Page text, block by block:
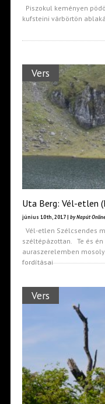
Piszokul keményen
kufsteini várbörtön
Vers
Uta Berg: Vél-etlen
június 10th, 2017 | by Napút Online
Vél-etlen Szélcsendes
széltépázottan. Te és
auraszerelemben
fordításai
Vers